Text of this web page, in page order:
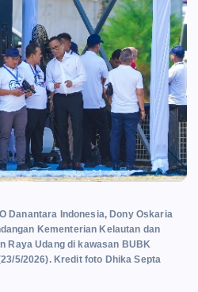
Danantara Indonesia, Dony Oskaria
Kementerian Kelautan dan
Raya Udang di kawasan BUBK
5/2026). Kredit foto Dhika Septa